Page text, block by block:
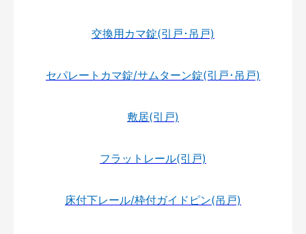
交換用カマ錠(引戸･吊戸)
セパレートカマ錠/サムターン錠(引戸･吊戸)
敷居(引戸)
フラットレール(引戸)
床付下レール/枠付ガイドピン(吊戸)